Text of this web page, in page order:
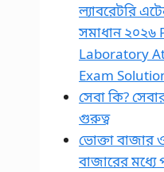
ল্যাবরেটরি
সমাধান ২০২৬
Laboratory
Exam
সেবা কি?
গুরুত্ব
ভোক্তা বাজার
বাজারের মধ্যে